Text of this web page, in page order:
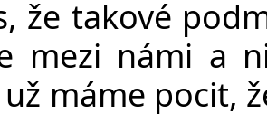
že takové
mezi námi a
máme pocit,